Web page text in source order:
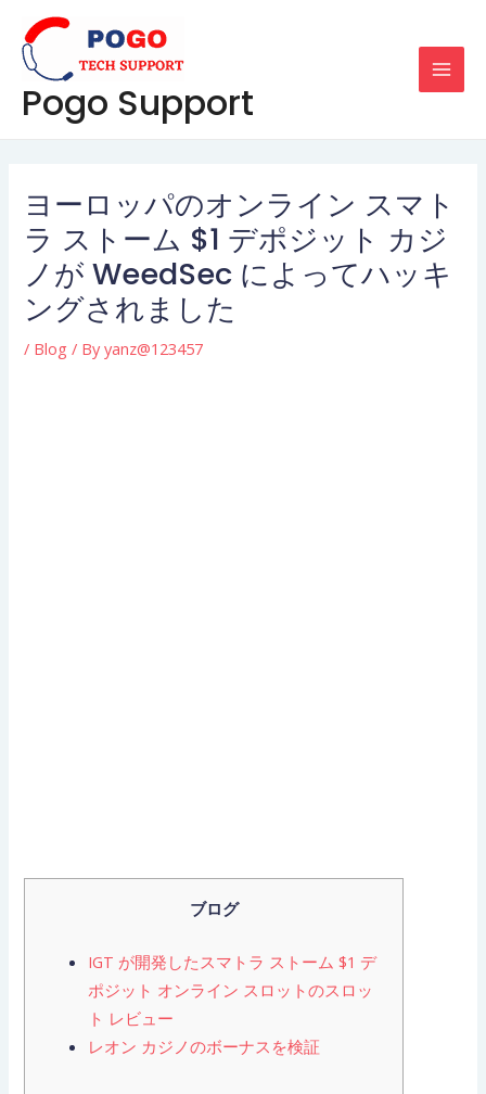
content
Pogo Support
ヨーロッパのオンライン スマト
ラ ストーム $1 デポジット カジ
ノが WeedSec によってハッキ
ングされました
/ Blog / Byyanz@123457
ブログ
IGT が開発したスマトラ ストーム $1 デ
ポジット オンライン スロットのスロッ
ト レビュー
レオン カジノのボーナスを検証
navigation